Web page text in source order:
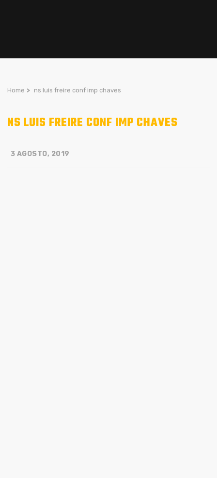
Home > ns luis freire conf imp chaves
NS LUIS FREIRE CONF IMP CHAVES
3 AGOSTO, 2019